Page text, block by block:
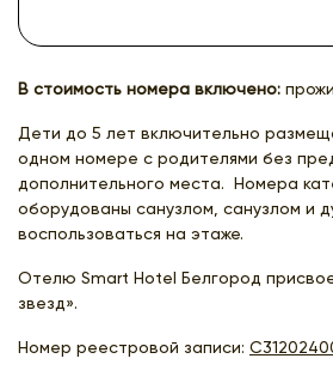
В стоимость номера включено:
Дети до 5 лет включительно
одном номере с родителями без
дополнительного места. Номера
оборудованы санузлом, санузлом и
воспользоваться на этаже.
Отелю Smart Hotel Белгород
звезд».
Номер реестровой записи: